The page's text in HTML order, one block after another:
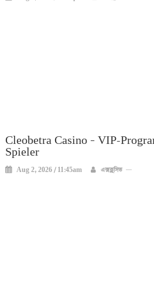
Cleobetra Casino – VIP-
Spieler
Aug 2, 2026 / 11:45am এক্সক্লুসিভ